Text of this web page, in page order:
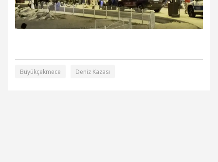
Büyükçekmece Deniz Kazası